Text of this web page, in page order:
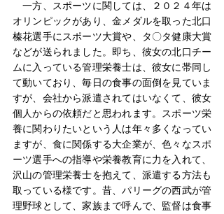
一方、スポーツに関しては、２０２４年は
オリンピックがあり、金メダルを取った北口
榛花選手にスポーツ大賞や、タ〇タ健康大賞
などが送られました。即ち、彼女の北口チー
ムに入っている管理栄養士は、彼女に帯同し
て動いており、毎日の食事の面倒を見ていま
すが、会社から派遣されてはいなくて、彼女
個人からの依頼だと思われます。スポーツ栄
養に関わりたいという人は年々多くなってい
ますが、食に関係する大企業が、色々なスポ
ーツ選手への指導や栄養教育に力を入れて、
沢山の管理栄養士を抱えて、派遣する方法も
取っている様です。昔、パリーグの西武が管
理野球として、家族まで呼んで、監督は食事